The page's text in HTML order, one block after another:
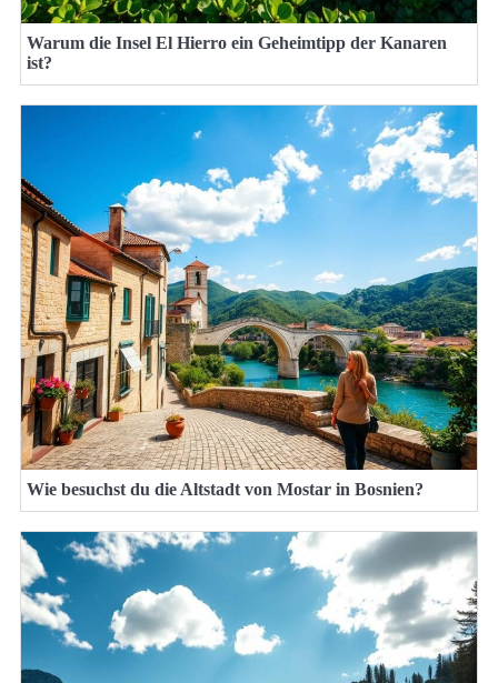
Warum die Insel El Hierro ein Geheimtipp der Kanaren
ist?
Wie besuchst du die Altstadt von Mostar in Bosnien?